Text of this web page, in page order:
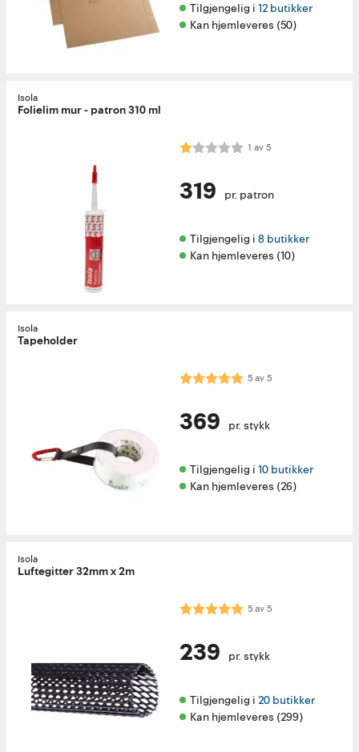
Tilgjengelig i 12 butikker
Kan hjemleveres (50)
Isola
Folielim mur - patron 310 ml
Karakter: 1.0 av 5 mulige
1 av5
319 pr. patron
Tilgjengelig i 8 butikker
Kan hjemleveres (10)
Isola
Tapeholder
Karakter: 5.0 av 5 mulige
5av5
369 pr. stykk
Tilgjengelig i 10 butikker
Kan hjemleveres (26)
Isola
Luftegitter 32mm x 2m
Karakter: 5.0 av 5 mulige
5av5
239 pr. stykk
Tilgjengelig i 20 butikker
Kan hjemleveres (299)